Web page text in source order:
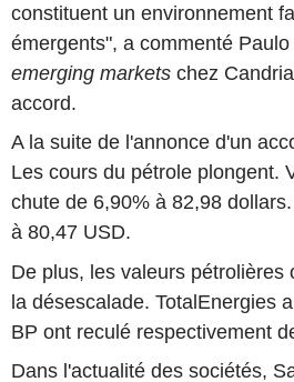
constituent un environnement
émergents", a commenté Paulo
emerging markets chez
accord.
A la suite de l'annonce d'un
Les cours du pétrole plongent.
chute de 6,90% à 82,98
à 80,47 USD.
De plus, les valeurs pétrolières
la désescalade. TotalEnergies
BP ont reculé respectivement
Dans l'actualité des sociétés,